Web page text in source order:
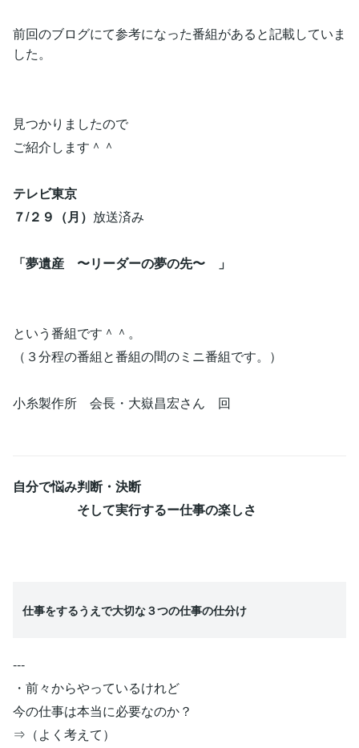
前回のブログにて参考になった番組があると記載していま
した。
見つかりましたので
ご紹介します＾＾
テレビ東京
７/２９（月） 放送済み
「夢遺産 〜リーダーの夢の先〜 」
という番組です＾＾。
（３分程の番組と番組の間のミニ番組です。）
小糸製作所 会長・大嶽昌宏さん 回
自分で悩み判断・決断
そして実行するー仕事の楽しさ
仕事をするうえで大切な３つの仕事の仕分け
‐‐‐
・前々からやっているけれど
今の仕事は本当に必要なのか？
⇒（よく考えて）